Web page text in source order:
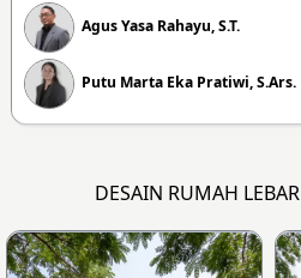
Agus Yasa Rahayu, S.T.
Putu Marta Eka Pratiwi, S.Ars.
DESAIN RUMAH LEBAR